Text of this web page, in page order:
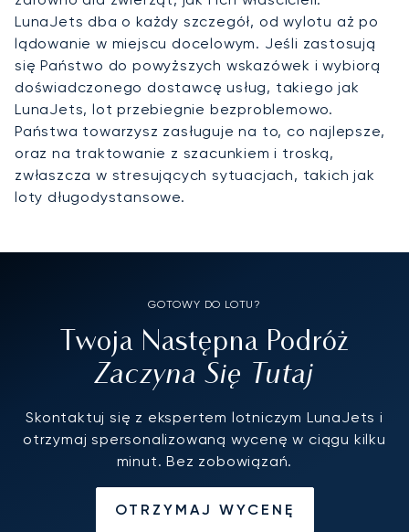
LunaJets dba o każdy szczegół, od wylotu aż po
lądowanie w miejscu docelowym. Jeśli zastosują
się Państwo do powyższych wskazówek i wybiorą
doświadczonego dostawcę usług, takiego jak
LunaJets, lot przebiegnie bezproblemowo.
Państwa towarzysz zasługuje na to, co najlepsze,
oraz na traktowanie z szacunkiem i troską,
zwłaszcza w stresujących sytuacjach, takich jak
loty długodystansowe.
GOTOWY DO LOTU?
Twoja Następna Podróż
Zaczyna Się Tutaj
Skontaktuj się z ekspertem lotniczym LunaJets i
otrzymaj spersonalizowaną wycenę w ciągu kilku
minut. Bez zobowiązań.
OTRZYMAJ WYCENĘ